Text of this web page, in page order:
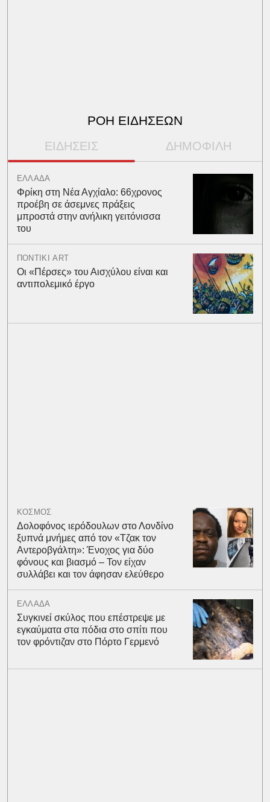
ΡΟΗ ΕΙΔΗΣΕΩΝ
ΕΙΔΗΣΕΙΣ ΔΗΜΟΦΙΛΗ
ΕΛΛΑΔΑ
Φρίκη στη Νέα Αγχίαλο: 66χρονος
προέβη σε άσεμνες πράξεις
μπροστά στην ανήλικη γειτόνισσα
του
ΠΟΝΤΙΚΙ ART
Οι «Πέρσες» του Αισχύλου είναι και
αντιπολεμικό έργο
ΚΟΣΜΟΣ
Δολοφόνος ιερόδουλων στο Λονδίνο
ξυπνά μνήμες από τον «Τζακ τον
Αντεροβγάλτη»: Ένοχος για δύο
φόνους και βιασμό – Τον είχαν
συλλάβει και τον άφησαν ελεύθερο
ΕΛΛΑΔΑ
Συγκινεί σκύλος που επέστρεψε με
εγκαύματα στα πόδια στο σπίτι που
τον φρόντιζαν στο Πόρτο Γερμενό